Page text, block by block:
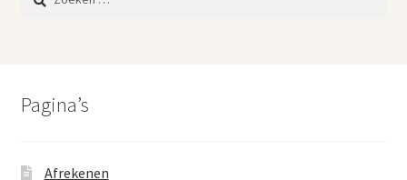
naar:
Pagina’s
Afrekenen